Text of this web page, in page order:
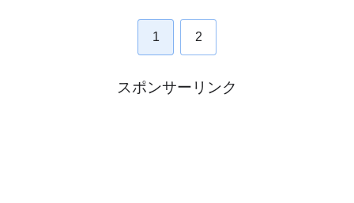
1 2
スポンサーリンク